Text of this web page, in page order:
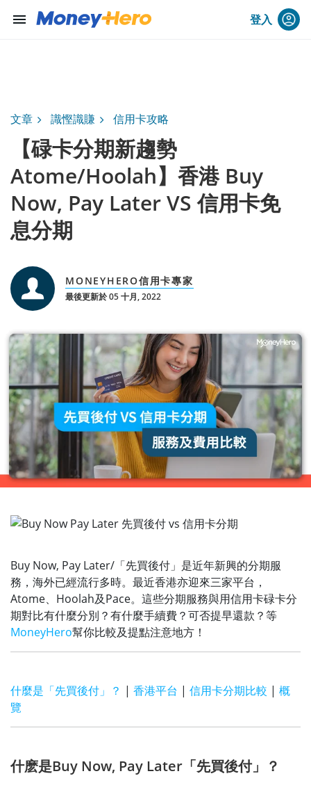
menu 登入
文章 識慳識賺 信用卡攻略
【碌卡分期新趨勢
Atome/Hoolah】香港 Buy
Now, Pay Later VS 信用卡免
息分期
MONEYHERO信用卡專家
最後更新於 05 十月, 2022
Buy Now, Pay Later/「先買後付」是近年新興的分期服
務，海外已經流行多時。最近香港亦迎來三家平台，
Atome、Hoolah及Pace。這些分期服務與用信用卡碌卡分
期對比有什麼分別？有什麼手續費？可否提早還款？等
MoneyHero幫你比較及提點注意地方！
什麼是「先買後付」？ | 香港平台 | 信用卡分期比較 | 概
覽
什麽是Buy Now, Pay Later「先買後付」？